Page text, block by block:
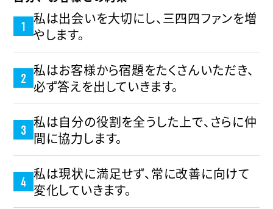
私は出会いを大切にし、三四四ファンを増
やします。
私はお客様から宿題をたくさんいただき、
必ず答えを出していきます。
私は自分の役割を全うした上で、さらに仲
間に協力します。
私は現状に満足せず、常に改善に向けて
変化していきます。